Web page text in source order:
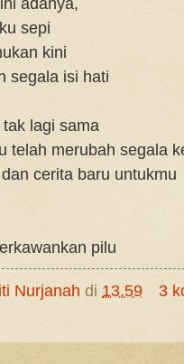
sepi
kini
segala isi hati
lagi sama
telah merubah segala
cerita baru untukmu
pilu
Nurjanah di 13.59
3